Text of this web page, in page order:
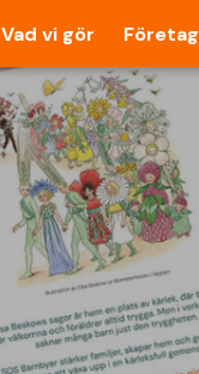
Vad vi gör Företag